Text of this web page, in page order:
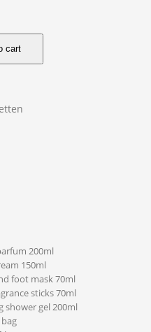
cart
200ml
150ml
foot mask 70ml
sticks 70ml
shower gel 200ml